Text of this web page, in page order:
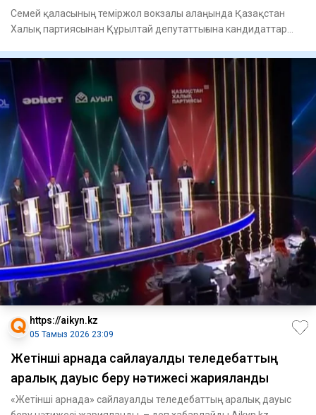
Семей қаласының теміржол вокзалы алаңында Қазақстан
Халық партиясынан Құрылтай депутаттығына кандидаттар
https://aikyn.kz
05 Тамыз 2026 23:09
Жетінші арнада сайлауалды теледебаттың
аралық дауыс беру нәтижесі жарияланды
«Жетінші арнада» сайлауалды теледебаттың аралық дауыс